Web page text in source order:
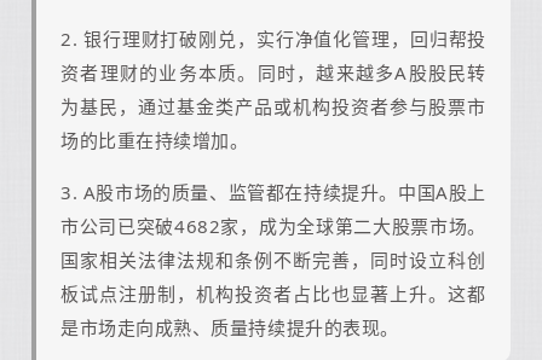
2. 银行理财打破刚兑，实行净值化管理，回归帮投
资者理财的业务本质。同时，越来越多A股股民转
为基民，通过基金类产品或机构投资者参与股票市
场的比重在持续增加。
3. A股市场的质量、监管都在持续提升。中国A股上
市公司已突破4682家，成为全球第二大股票市场。
国家相关法律法规和条例不断完善，同时设立科创
板试点注册制，机构投资者占比也显著上升。这都
是市场走向成熟、质量持续提升的表现。